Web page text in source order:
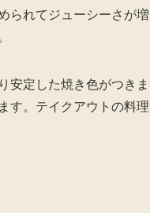
られてジューシーさが増
安定した焼き色がつきま
す。テイクアウトの料理